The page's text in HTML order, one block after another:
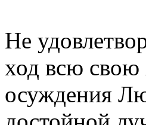
Не
ход всю свою
осуждения